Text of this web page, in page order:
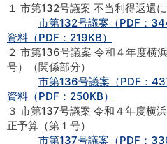
１ 市第132号議案 不当利得返還
市第132号議案（PDF：
資料（PDF：219KB）
２ 市第136号議案 令和４年度横
号）（関係部分）
市第136号議案（PDF：
資料（PDF：250KB）
３ 市第137号議案 令和４年度横
正予算（第１号）
市第137号議案（PDF：